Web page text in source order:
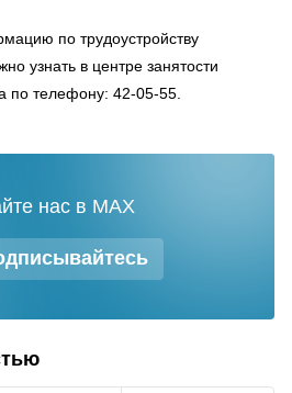
по трудоустройству
узнать в центре занятости
по телефону: 42-05-55.
нас в MAX